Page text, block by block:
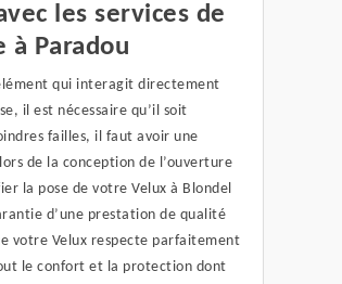
les services de
à Paradou
qui interagit directement
il est nécessaire qu’il soit
failles, il faut avoir une
de la conception de l’ouverture
la pose de votre Velux à Blondel
d’une prestation de qualité
votre Velux respecte parfaitement
le confort et la protection dont